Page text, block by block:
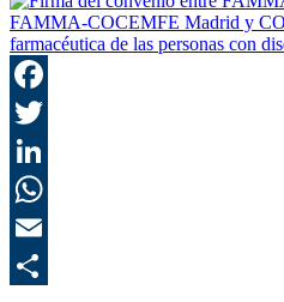
FAMMA-COCEMFE Madrid y
farmacéutica de las personas con